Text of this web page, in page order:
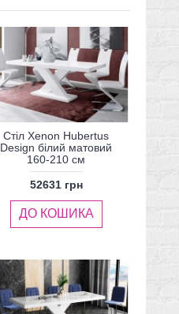
Стіл Xenon Hubertus
Design білий матовий
160-210 см
52631 грн
ДО КОШИКА